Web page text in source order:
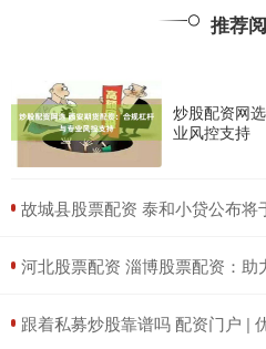
推荐
炒股配资网
业风控支持
故城县股票配资 泰和小贷公布将
河北股票配资 淄博股票配资：助
跟着私募炒股靠谱吗 配资门户 | 优秀